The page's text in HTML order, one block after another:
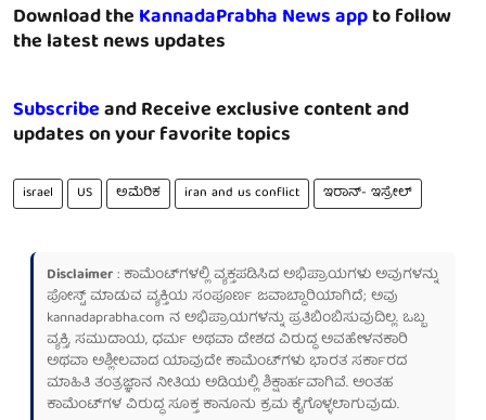
Download theKannadaPrabha News appto follow
the latest news updates
Subscribeand Receive exclusive content and
updates on your favorite topics
israel US ಅಮೆರಿಕ iran and us conflict ಇರಾನ್- ಇಸ್ರೇಲ್
Disclaimer: ಕಾಮೆಂಟ್‌ಗಳಲ್ಲಿ ವ್ಯಕ್ತಪಡಿಸಿದ ಅಭಿಪ್ರಾಯಗಳು ಅವುಗಳನ್ನು
ಪೋಸ್ಟ್ ಮಾಡುವ ವ್ಯಕ್ತಿಯ ಸಂಪೂರ್ಣ ಜವಾಬ್ದಾರಿಯಾಗಿದೆ; ಅವು
kannadaprabha.com ನ ಅಭಿಪ್ರಾಯಗಳನ್ನು ಪ್ರತಿಬಿಂಬಿಸುವುದಿಲ್ಲ. ಒಬ್ಬ
ವ್ಯಕ್ತಿ, ಸಮುದಾಯ, ಧರ್ಮ ಅಥವಾ ದೇಶದ ವಿರುದ್ಧ ಅವಹೇಳನಕಾರಿ
ಅಥವಾ ಅಶ್ಲೀಲವಾದ ಯಾವುದೇ ಕಾಮೆಂಟ್‌ಗಳು ಭಾರತ ಸರ್ಕಾರದ
ಮಾಹಿತಿ ತಂತ್ರಜ್ಞಾನ ನೀತಿಯ ಅಡಿಯಲ್ಲಿ ಶಿಕ್ಷಾರ್ಹವಾಗಿವೆ. ಅಂತಹ
ಕಾಮೆಂಟ್‌ಗಳ ವಿರುದ್ಧ ಸೂಕ್ತ ಕಾನೂನು ಕ್ರಮ ಕೈಗೊಳ್ಳಲಾಗುವುದು.